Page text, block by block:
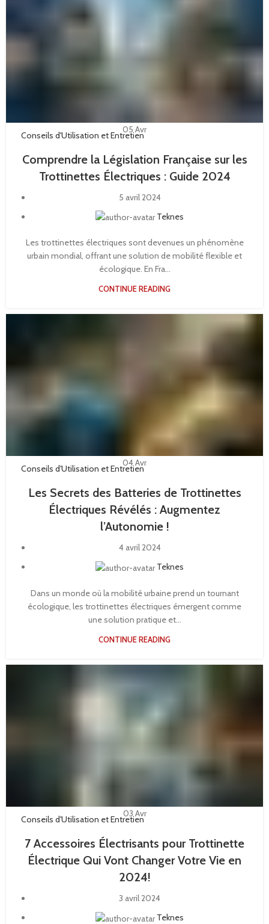
05 Avr
Conseils d'Utilisation et Entretien
Comprendre la Législation Française sur les
Trottinettes Électriques : Guide 2024
5 avril 2024
Teknes
Les trottinettes électriques sont devenues un phénomène
urbain mondial, offrant une solution de mobilité flexible et
écologique. En Fra...
CONTINUE READING
04Avr
Conseils d'Utilisation et Entretien
Les Secrets des Batteries de Trottinettes
Électriques Révélés : Augmentez
l’Autonomie !
4 avril 2024
Teknes
Dans un monde où la mobilité urbaine prend un tournant
écologique, les trottinettes électriques émergent comme
une solution pratique et...
CONTINUE READING
03 Avr
Conseils d'Utilisation et Entretien
7 Accessoires Électrisants pour Trottinette
Électrique Qui Vont Changer Votre Vie en
2024!
3 avril 2024
Teknes